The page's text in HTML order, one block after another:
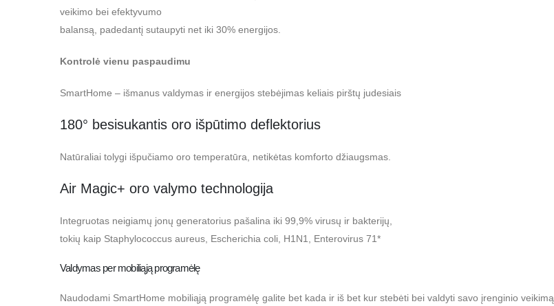
veikimo bei efektyvumo
balansą, padedantį sutaupyti net iki 30% energijos.
Kontrolė vienu paspaudimu
SmartHome – išmanus valdymas ir energijos stebėjimas keliais pirštų judesiais
180° besisukantis oro išpūtimo deflektorius
Natūraliai tolygi išpučiamo oro temperatūra, netikėtas komforto džiaugsmas.
Air Magic+ oro valymo technologija
Integruotas neigiamų jonų generatorius pašalina iki 99,9% virusų ir bakterijų,
tokių kaip Staphylococcus aureus, Escherichia coli, H1N1, Enterovirus 71*
Valdymas per mobiliąją programėlę
Naudodami SmartHome mobiliąją programėlę galite bet kada ir iš bet kur stebėti bei valdyti savo įrenginio veikimą.